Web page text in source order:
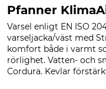
Pfanner
Varsel enligt EN ISO
varseljacka/väst med
komfort både i varmt
rörlighet. Vatten- och
Cordura. Kevlar